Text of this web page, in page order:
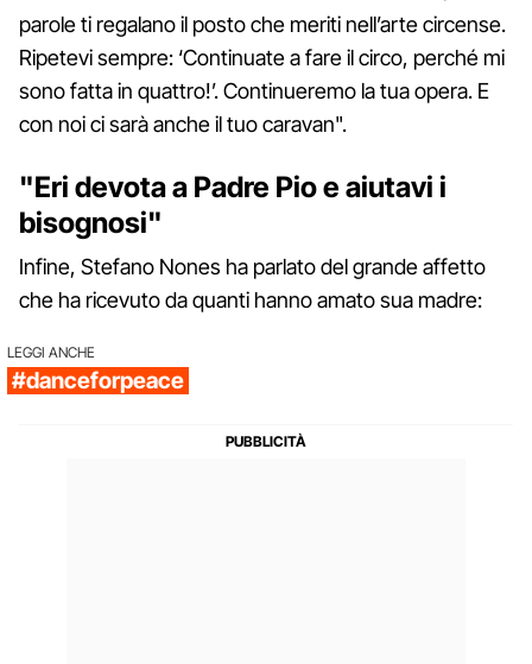
parole ti regalano il posto che meriti nell’arte circense.
Ripetevi sempre: ‘Continuate a fare il circo, perché mi
sono fatta in quattro!’. Continueremo la tua opera. E
con noi ci sarà anche il tuo caravan".
"Eri devota a Padre Pio e aiutavi i
bisognosi"
Infine, Stefano Nones ha parlato del grande affetto
che ha ricevuto da quanti hanno amato sua madre:
LEGGI ANCHE
#danceforpeace